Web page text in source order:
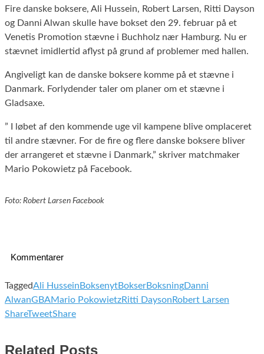
Fire danske boksere, Ali Hussein, Robert Larsen, Ritti Dayson
og Danni Alwan skulle have bokset den 29. februar på et
Venetis Promotion stævne i Buchholz nær Hamburg. Nu er
stævnet imidlertid aflyst på grund af problemer med hallen.
Angiveligt kan de danske boksere komme på et stævne i
Danmark. Forlydender taler om planer om et stævne i
Gladsaxe.
” I løbet af den kommende uge vil kampene blive omplaceret
til andre stævner. For de fire og flere danske boksere bliver
der arrangeret et stævne i Danmark,” skriver matchmaker
Mario Pokowietz på Facebook.
Foto: Robert Larsen Facebook
Kommentarer
TaggedAli Hussein BoksenytBokserBoksningDanni
AlwanGBAMario PokowietzRitti Dayson Robert Larsen
ShareTweetShare
Related Posts